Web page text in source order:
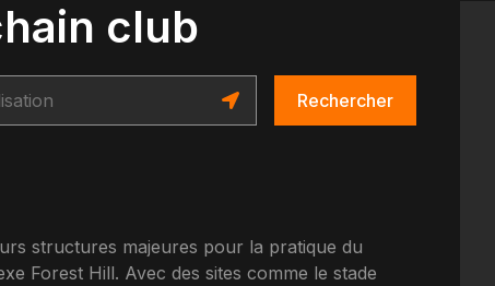
club
Rechercher
structures majeures pour la pratique du
Forest Hill. Avec des sites comme le stade